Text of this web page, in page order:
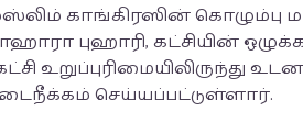
காங்கிரஸின் கொழும்பு
புஹாரி, கட்சியின்
உறுப்புரிமையிலிருந்து
செய்யப்பட்டுள்ளார்.